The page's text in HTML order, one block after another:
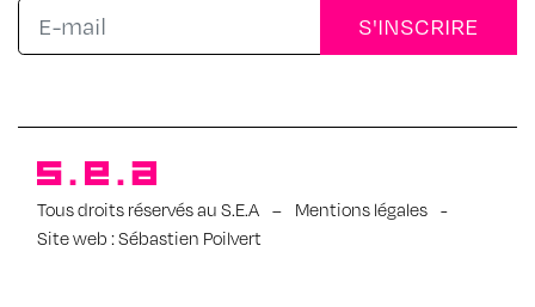
Tous droits réservés au S.E.A – Mentions légales -
Site web :Sébastien Poilvert